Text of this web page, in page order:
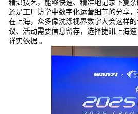
精湛技艺，能够快速、精准地记录下复
还是工厂访学中数字化运营细节的分享，
在上海，众多像洗涤视界数字大会这样
议、活动需要信息留存，选择捷讯上海
详实依据 。